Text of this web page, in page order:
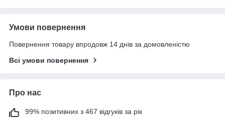
Умови повернення
Повернення товару впродовж 14 днів за домовленістю
Всі умови повернення
Про нас
99% позитивних з 467 відгуків за рік